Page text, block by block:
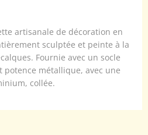
artisanale de décoration en
sculptée et peinte à la
Fournie avec un socle
potence métallique, avec une
collée.